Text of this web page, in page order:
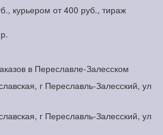
курьером от 400 руб., тираж
в Переславле-Залесском
г Переславль-Залесский, ул
г Переславль-Залесский, ул